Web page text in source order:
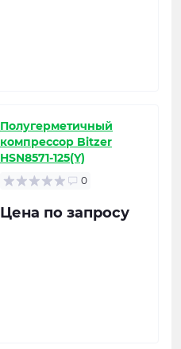
Полугерметичный
компрессор Bitzer
HSN8571-125(Y)
0
Цена по запросу